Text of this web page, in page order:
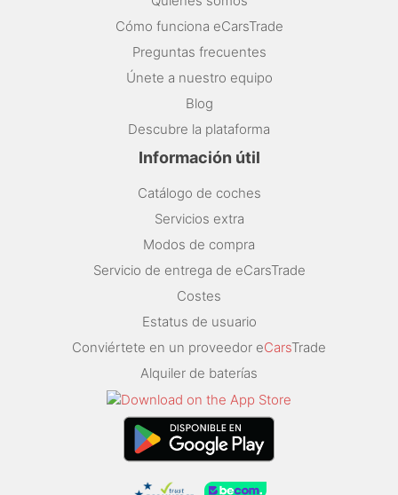
Cómo funciona eCarsTrade
Preguntas frecuentes
Únete a nuestro equipo
Blog
Descubre la plataforma
Información útil
Catálogo de coches
Servicios extra
Modos de compra
Servicio de entrega de eCarsTrade
Costes
Estatus de usuario
Conviértete en un proveedor eCarsTrade
Alquiler de baterías